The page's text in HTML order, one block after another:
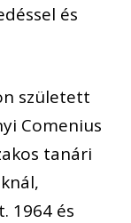
és
született
Comenius
tanári
1964 és